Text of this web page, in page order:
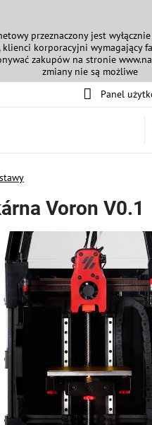
przeznaczony jest
klienci korporacyjni wymagający
zakupów na stronie
zmiany nie są możliwe
Panel
Voron V0.1